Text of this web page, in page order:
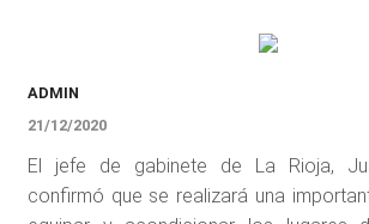
ADMIN
21/12/2020
El jefe de gabinete de La Rioja,
confirmó que se realizará una